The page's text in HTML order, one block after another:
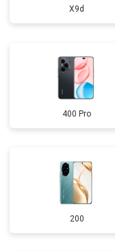
X9d
400 Pro
200